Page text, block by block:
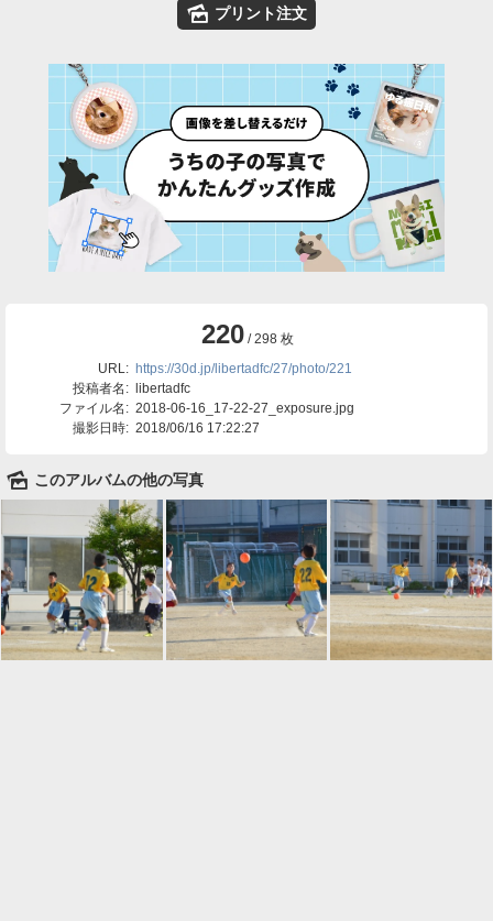
🌄 プリント注文
220/ 298 枚
URL: https://30d.jp/libertadfc/27/photo/221
投稿者名: libertadfc
ファイル名: 2018-06-16_17-22-27_exposure.jpg
撮影日時: 2018/06/16 17:22:27
🌄 このアルバムの他の写真